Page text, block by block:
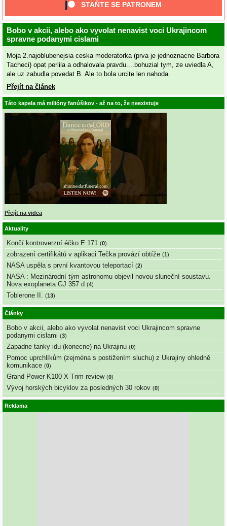
STAŇTE SE PATRONEM
Bobo v akcii, alebo ako vyvolat nenavist voci Ukrajincom
spravne podanymi cislami
Moja 2.najoblubenejsia ceska moderatorka (prva je jednoznacne Barbora
Tacheci) opat perlila a odhalovala pravdu....bohuzial tym, ze uviedla A,
ale uz zabudla povedat B. Ale to bola urcite len nahoda.
Přejít na článek
Táto kapela má milióny fanúšikov - až na to, že neexistuje
Přejít na videa
Aktuality
Končí kontroverzní éčko E 171 (0)
zobrazení certifikátů v aplikaci Tečka provází obtíže (1 )
NASA uspěla s první kvantovou teleportací (2)
NASA : Mezinárodní tým astronomu objevil novou sluneční soustavu.
Nova exoplaneta GJ 357 d (4)
Toblerone II. (13)
Články
Bobo v akcii, alebo ako vyvolat nenavist voci Ukrajincom spravne
podanymi cislami (3)
Zapadne tanky idu (konecne) na Ukrajinu (0)
Pomoc uprchlíkům (zejména s postižením sluchu) z Ukrajiny ohledně
komunikace (0)
Grand Power K100 X-Trim review (0)
Vývoj horských bicyklov za posledných 30 rokov (0)
Reklama